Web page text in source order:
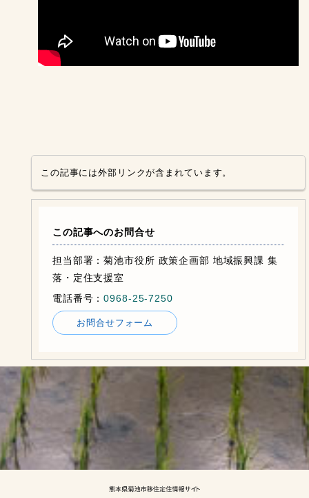
この記事には外部リンクが含まれています。
この記事へのお問合せ
担当部署：菊池市役所 政策企画部 地域振興課 集
落・定住支援室
電話番号：0968-25-7250
お問合せフォーム